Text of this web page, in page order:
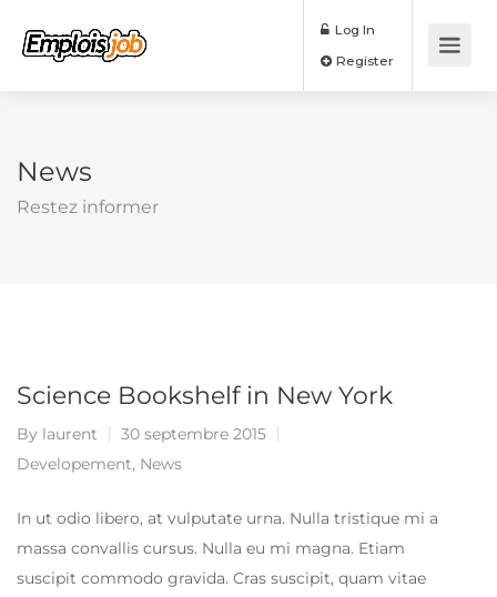
Log In
News
Restez informer
Science Bookshelf in New York
By laurent
30 septembre 2015
Developement, News
In ut odio libero, at vulputate urna. Nulla tristique mi a
massa convallis cursus. Nulla eu mi magna. Etiam
suscipit commodo gravida. Cras suscipit, quam vitae